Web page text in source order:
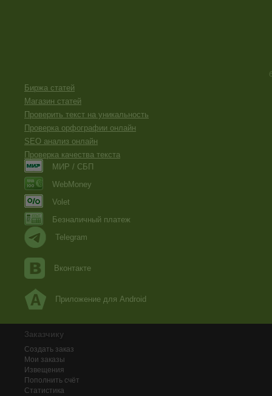
Биржа статей
Магазин статей
Проверить текст на уникальность
Проверка орфографии онлайн
SEO анализ онлайн
Проверка качества текста
МИР / СБП
WebMoney
Volet
Безналичный платеж
Telegram
Вконтакте
Приложение для Android
Заказчику
Создать заказ
Мои заказы
Извещения
Пополнить счёт
Статистика